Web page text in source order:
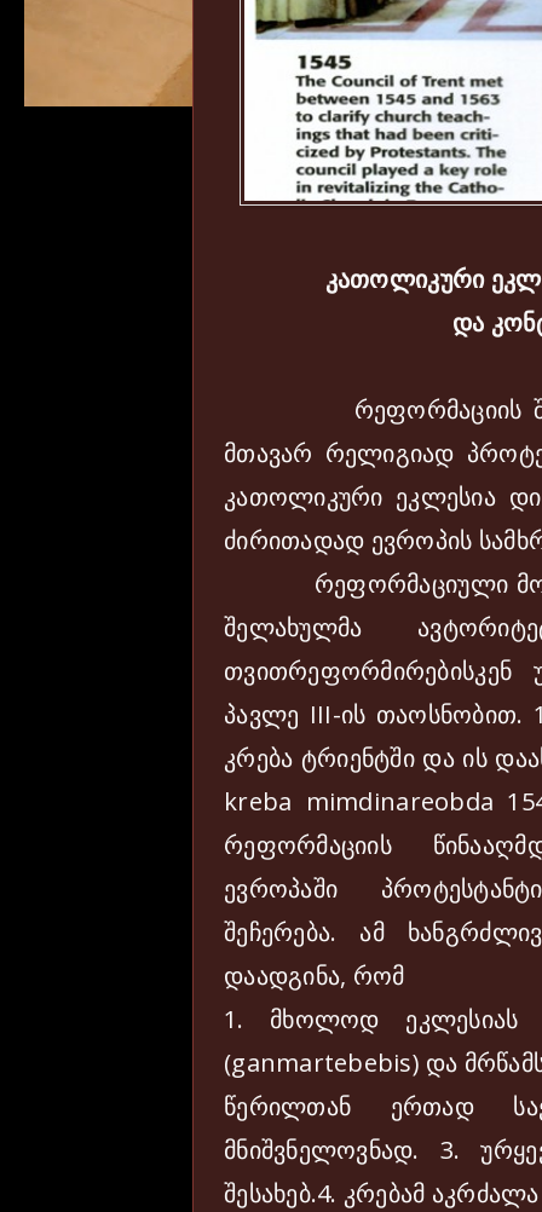
კათოლიკური
და
რეფორმაციის
მთავარ რელიგიად
კათოლიკური ეკლესია
ძირითადად ევროპის
რეფორმაციული
შელახულმა
თვითრეფორმირებისკენ
პავლე III-ის თაოსნობით.
კრება ტრიენტში და ის
kreba mimdinareobda
რეფორმაციის
ევროპაში
შეჩერება. ამ
დაადგინა, რომ
1. მხოლოდ ეკლესიას
(ganmartebebis) და
წერილთან ერთად
მნიშვნელოვნად. 3.
შესახებ.4. კრებამ